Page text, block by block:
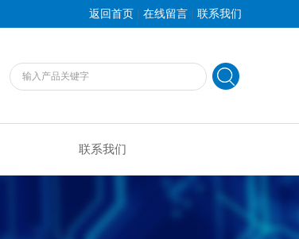
返回首页 | 在线留言 | 联系我们
联系我们